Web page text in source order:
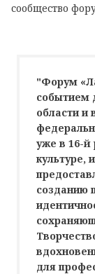
сообщество
"Форум
событием
области и
уже в 16-й
культуре,
созданию
для